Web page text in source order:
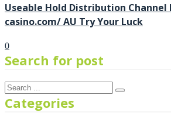
Useable Hold Distribution
casino.com/ AU Try Your Luck
0
Search for post
Categories